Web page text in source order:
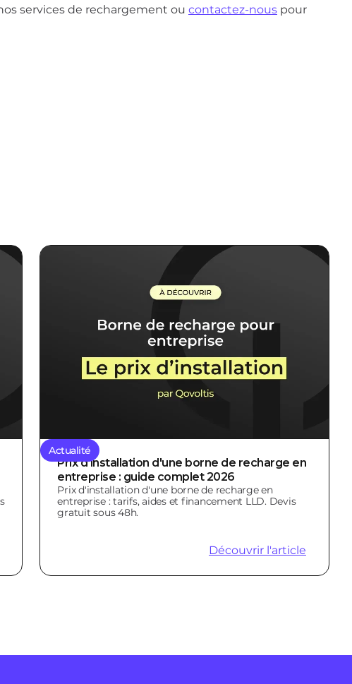
services de rechargement ou contactez-nous pour
Actualité
Prix d'installation d'une borne de recharge en
entreprise : guide complet 2026
Prix d'installation d'une borne de recharge en
entreprise : tarifs, aides et financement LLD. Devis
gratuit sous 48h.
Découvrir l'article